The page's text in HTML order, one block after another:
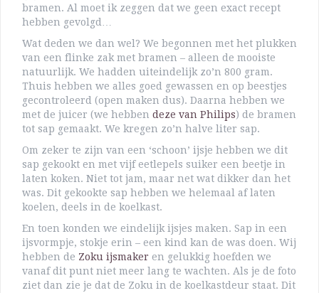
bramen. Al moet ik zeggen dat we geen exact recept
hebben gevolgd…
Wat deden we dan wel? We begonnen met het plukken
van een flinke zak met bramen – alleen de mooiste
natuurlijk. We hadden uiteindelijk zo’n 800 gram.
Thuis hebben we alles goed gewassen en op beestjes
gecontroleerd (open maken dus). Daarna hebben we
met de juicer (we hebben deze van Philips) de bramen
tot sap gemaakt. We kregen zo’n halve liter sap.
Om zeker te zijn van een ‘schoon’ ijsje hebben we dit
sap gekookt en met vijf eetlepels suiker een beetje in
laten koken. Niet tot jam, maar net wat dikker dan het
was. Dit gekookte sap hebben we helemaal af laten
koelen, deels in de koelkast.
En toen konden we eindelijk ijsjes maken. Sap in een
ijsvormpje, stokje erin – een kind kan de was doen. Wij
hebben de Zoku ijsmaker en gelukkig hoefden we
vanaf dit punt niet meer lang te wachten. Als je de foto
ziet dan zie je dat de Zoku in de koelkastdeur staat. Dit